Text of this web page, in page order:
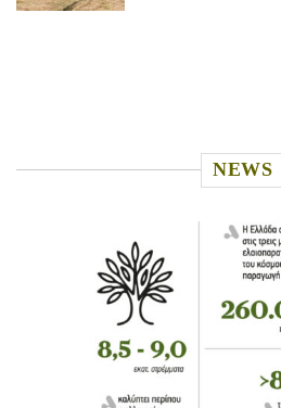
NEWS